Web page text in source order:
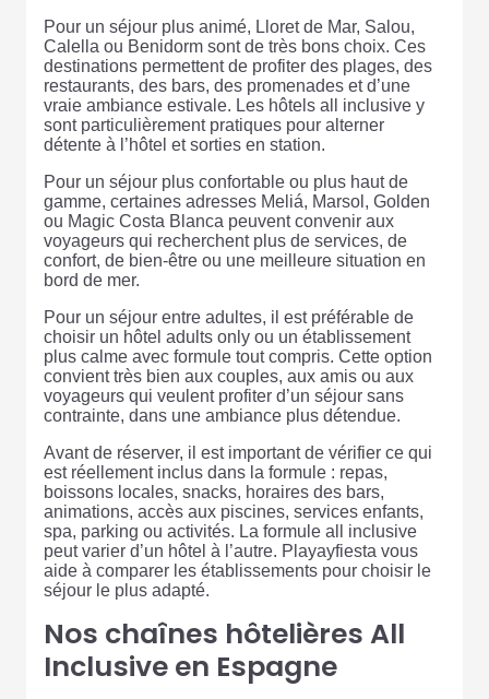
Pour un séjour plus animé, Lloret de Mar, Salou,
Calella ou Benidorm sont de très bons choix. Ces
destinations permettent de profiter des plages, des
restaurants, des bars, des promenades et d’une
vraie ambiance estivale. Les hôtels all inclusive y
sont particulièrement pratiques pour alterner
détente à l’hôtel et sorties en station.
Pour un séjour plus confortable ou plus haut de
gamme, certaines adresses Meliá, Marsol, Golden
ou Magic Costa Blanca peuvent convenir aux
voyageurs qui recherchent plus de services, de
confort, de bien-être ou une meilleure situation en
bord de mer.
Pour un séjour entre adultes, il est préférable de
choisir un hôtel adults only ou un établissement
plus calme avec formule tout compris. Cette option
convient très bien aux couples, aux amis ou aux
voyageurs qui veulent profiter d’un séjour sans
contrainte, dans une ambiance plus détendue.
Avant de réserver, il est important de vérifier ce qui
est réellement inclus dans la formule : repas,
boissons locales, snacks, horaires des bars,
animations, accès aux piscines, services enfants,
spa, parking ou activités. La formule all inclusive
peut varier d’un hôtel à l’autre. Playayfiesta vous
aide à comparer les établissements pour choisir le
séjour le plus adapté.
Nos chaînes hôtelières All
Inclusive en Espagne